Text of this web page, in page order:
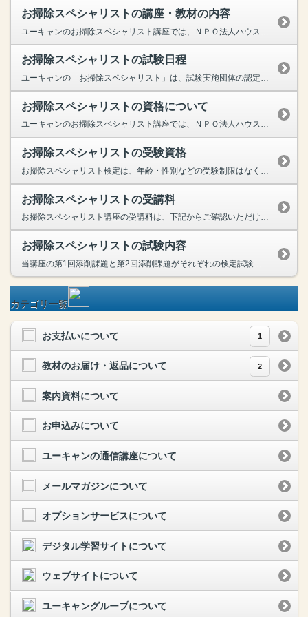
お掃除スペシャリストの講座・教材の内容
お掃除スペシャリストの試験日程
ユーキャンの「お掃除スペシャリスト」は、試験実施団体の認定講座。そのため、受講期間内なら『いつでも』『在宅で』検定試験の受験が可能です。資格の取得には添削課題をすべて提出し、検定試験で基準点以上...
お掃除スペシャリストの資格について
ユーキャンのお掃除スペシャリスト講座では、ＮＰＯ法人ハウスキーピング協会が認定する、「クリンネスト2級・1級」資格の取得が目指せます。元の２つの言葉が意味するように、クリンネスト資格は、生活空間...
お掃除スペシャリストの受験資格
お掃除スペシャリストの受講料
お掃除スペシャリスト講座の受講料は、下記からご確認いただけます。お掃除スペシャリスト講座の受講料はこちら
お掃除スペシャリストの試験内容
カテゴリ一覧
お支払いについて 1
教材のお届け・返品について 2
案内資料について
お申込みについて
ユーキャンの通信講座について
メールマガジンについて
オプションサービスについて
デジタル学習サイトについて
ウェブサイトについて
ユーキャングループについて